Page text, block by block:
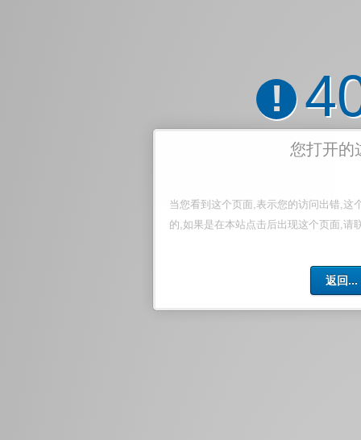
!
您打开的
当您看到这个页面,表示您的访问出错,这
的,如果是在本站点击后出现这个页面,请
返回...